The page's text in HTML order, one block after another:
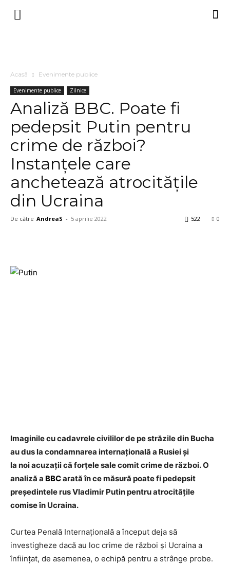
Acasă Evenimente publice
Evenimente publice Zilnice
Analiză BBC. Poate fi
pedepsit Putin pentru
crime de război?
Instanțele care
anchetează atrocitățile
din Ucraina
De către AndreaS - 5 aprilie 2022 0
522
Imaginile cu cadavrele civililor de pe străzile din Bucha
audusla condamnarea internațională a Rusiei și
la noiacuzații că forțele sale comit crime de război.O
analiză a BBCarată în ce măsură poate fi pedepsit
președintele rus Vladimir Putin pentru atrocitățile
comise în Ucraina.
Curtea Penală Internațională a început deja să
investigheze dacă au loc crime de război și Ucraina a
înființat, de asemenea, o echipă pentru a strânge probe.